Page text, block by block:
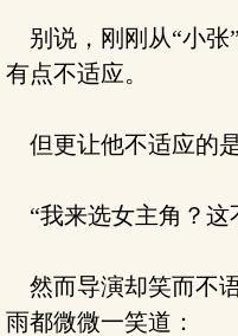
别说，刚刚从“小张
有点不适应。
但更让他不适应的
“我来选女主角？这
然而导演却笑而不
雨都微微一笑道：